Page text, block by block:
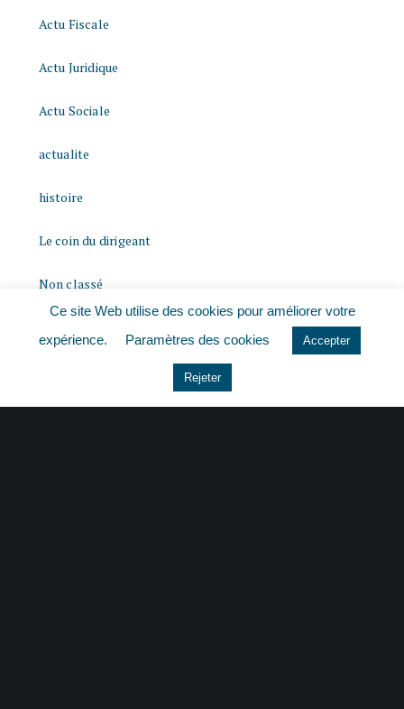
Actu Fiscale
Actu Juridique
Actu Sociale
actualite
histoire
Le coin du dirigeant
Non classé
Ce site Web utilise des cookies pour améliorer votre
expérience.
Paramètres des cookies Accepter
Rejeter